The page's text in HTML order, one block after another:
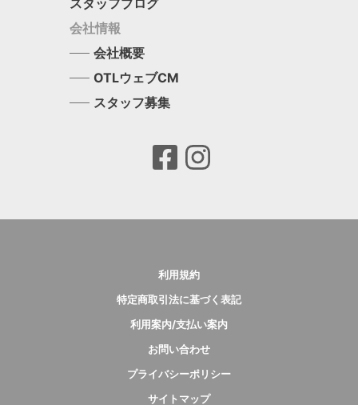
スタッフブログ
会社情報
会社概要
OTLウェブCM
スタッフ募集
利用規約
特定商取引法に基づく表記
利用案内/支払い案内
お問い合わせ
プライバシーポリシー
サイトマップ